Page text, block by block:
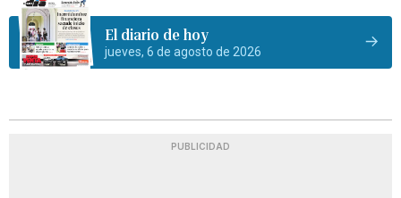
El diario de hoy
jueves, 6 de agosto de 2026
PUBLICIDAD